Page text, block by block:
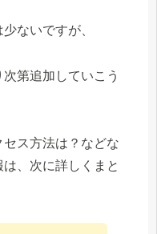
ないですが、
第追加していこう
ス方法は？などな
、次に詳しくまと